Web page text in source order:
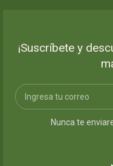
¡Suscríbete y
Nunca te